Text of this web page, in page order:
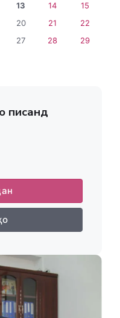
13 14
15
20 21
22
27 28
29
писанд